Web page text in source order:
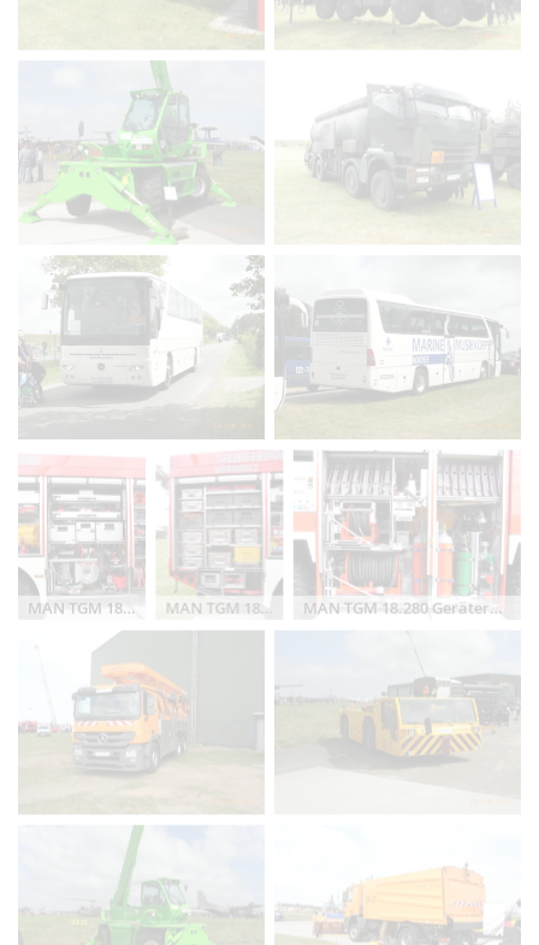
MAN TGM 18.280 Geräterüst Nordholz MAN TGM 18.280 Geräterüst Nordholz MAN TGM 18.280 Geräterüst Nordholz